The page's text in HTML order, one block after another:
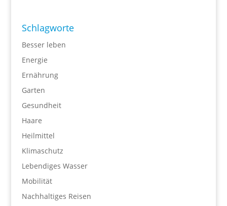
Schlagworte
Besser leben
Energie
Ernährung
Garten
Gesundheit
Haare
Heilmittel
Klimaschutz
Lebendiges Wasser
Mobilität
Nachhaltiges Reisen